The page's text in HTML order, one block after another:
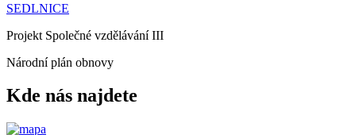
SEDLNICE
Projekt Společné vzdělávání III
Národní plán obnovy
Kde nás najdete